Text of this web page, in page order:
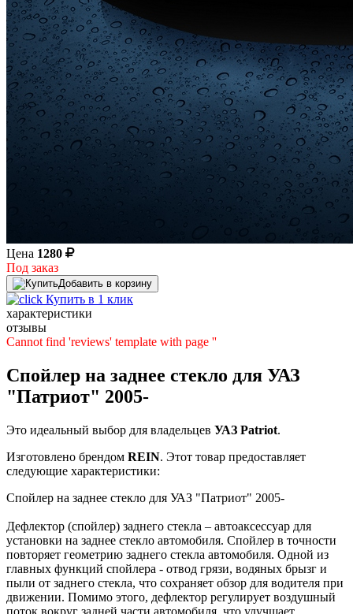
Цена 1280
Под заказ
Добавить в корзину
Купить в 1 клик
характеристики
отзывы
Cannot find 'reviews' template with page ''
Спойлер на заднее стекло для УАЗ
"Патриот" 2005-
Это идеальный выбор для владельцев УАЗ Patriot.
Изготовлено брендом REIN. Этот товар предоставляет
следующие характеристики:
Спойлер на заднее стекло для УАЗ "Патриот" 2005-
Дефлектор (спойлер) заднего стекла – автоаксессуар для
установки на заднее стекло автомобиля. Спойлер в точности
повторяет геометрию заднего стекла автомобиля. Одной из
главных функций спойлера - отвод грязи, водяных брызг и
пыли от заднего стекла, что сохраняет обзор для водителя при
движении. Помимо этого, дефлектор регулирует воздушный
поток вокруг задней части автомобиля, что улучшает